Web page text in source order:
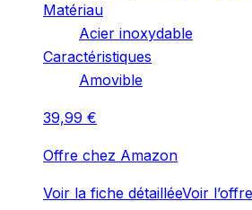
Matériau
‎Acier inoxydable
Caractéristiques
‎Amovible
39,99 €
Offre chez Amazon
Voir la fiche détailléeVoir